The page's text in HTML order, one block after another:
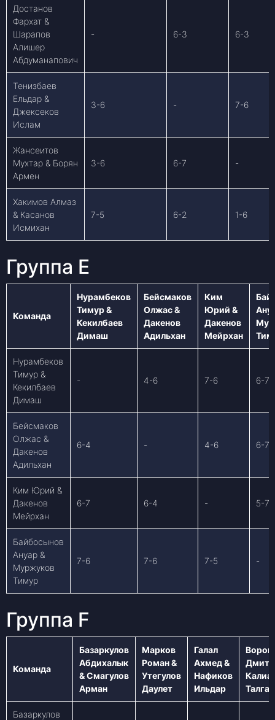
Достанов
Фархат &
Шарапов
Алишер
Абдуманапович
- 6-3 6-3
Тенизбаев
Ельдар &
Джексеков
Ислам
3-6 - 7-6
Жансеитов
Мухтар & Борян
Армен
3-6 6-7 -
Хакимов Алмаз
& Касанов
Исмихан
7-5 6-2 1-6
Группа E
Команда
Нурамбеков
Тимур &
Кекилбаев
Димаш
Бейсмаков
Олжас &
Дакенов
Адильхан
Ким
Юрий &
Дакенов
Мейрхан
Нурамбеков
Тимур &
Кекилбаев
Димаш
- 4-6 7-6 6-7
Бейсмаков
Олжас &
Дакенов
Адильхан
6-4 - 4-6 6-7
Ким Юрий &
Дакенов
Мейрхан
6-7 6-4 - 5-7
Байбосынов
Ануар &
Муржуков
Тимур
7-6 7-6 7-5 -
Группа F
Команда
Базаркулов
Абдихалык
& Смагулов
Арман
Марков
Роман &
Утегулов
Даулет
Галал
Ахмед &
Нафиков
Ильдар
Талгат
Базаркулов